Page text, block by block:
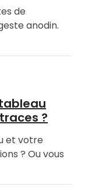
de
anodin.
?
et votre
? Ou vous